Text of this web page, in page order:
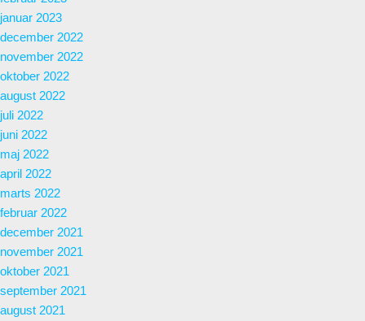
januar 2023
december 2022
november 2022
oktober 2022
august 2022
juli 2022
juni 2022
maj 2022
april 2022
marts 2022
februar 2022
december 2021
november 2021
oktober 2021
september 2021
august 2021